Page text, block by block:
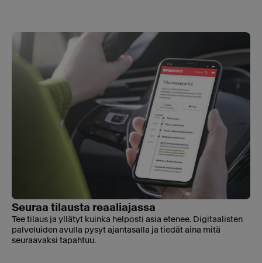
Seuraa tilausta reaaliajassa
Tee tilaus ja yllätyt kuinka helposti asia etenee. Digitaalisten
palveluiden avulla pysyt ajantasalla ja tiedät aina mitä
seuraavaksi tapahtuu.